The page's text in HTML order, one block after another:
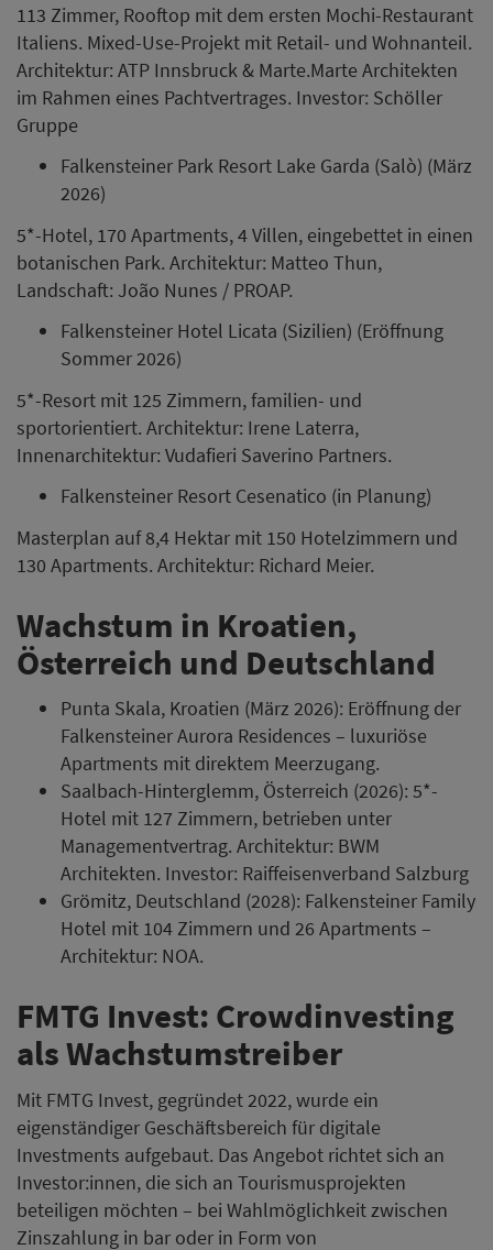
113 Zimmer, Rooftop mit dem ersten Mochi-Restaurant
Italiens. Mixed-Use-Projekt mit Retail- und Wohnanteil.
Architektur: ATP Innsbruck & Marte.Marte Architekten
im Rahmen eines Pachtvertrages. Investor: Schöller
Gruppe
Falkensteiner Park Resort Lake Garda (Salò) (März
2026)
5*-Hotel, 170 Apartments, 4 Villen, eingebettet in einen
botanischen Park. Architektur: Matteo Thun,
Landschaft: João Nunes / PROAP.
Falkensteiner Hotel Licata (Sizilien) (Eröffnung
Sommer 2026)
5*-Resort mit 125 Zimmern, familien- und
sportorientiert. Architektur: Irene Laterra,
Innenarchitektur: Vudafieri Saverino Partners.
Falkensteiner Resort Cesenatico (in Planung)
Masterplan auf 8,4 Hektar mit 150 Hotelzimmern und
130 Apartments. Architektur: Richard Meier.
Wachstum in Kroatien,
Österreich und Deutschland
Punta Skala, Kroatien (März 2026): Eröffnung der
Falkensteiner Aurora Residences – luxuriöse
Apartments mit direktem Meerzugang.
Saalbach-Hinterglemm, Österreich (2026): 5*-
Hotel mit 127 Zimmern, betrieben unter
Managementvertrag. Architektur: BWM
Architekten. Investor: Raiffeisenverband Salzburg
Grömitz, Deutschland (2028): Falkensteiner Family
Hotel mit 104 Zimmern und 26 Apartments –
Architektur: NOA.
FMTG Invest: Crowdinvesting
als Wachstumstreiber
Mit FMTG Invest, gegründet 2022, wurde ein
eigenständiger Geschäftsbereich für digitale
Investments aufgebaut. Das Angebot richtet sich an
Investor:innen, die sich an Tourismusprojekten
beteiligen möchten – bei Wahlmöglichkeit zwischen
Zinszahlung in bar oder in Form von